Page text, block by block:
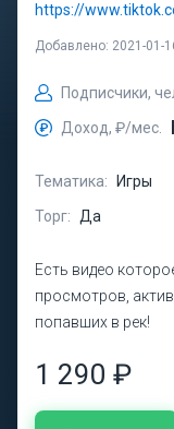
https://
Добавлено: 2021-01-
Подписчики,
Доход, ₽/мес.
Тематика:
Игры
Торг:
Да
Есть видео
просмотров,
попавших в рек!
1 290 ₽